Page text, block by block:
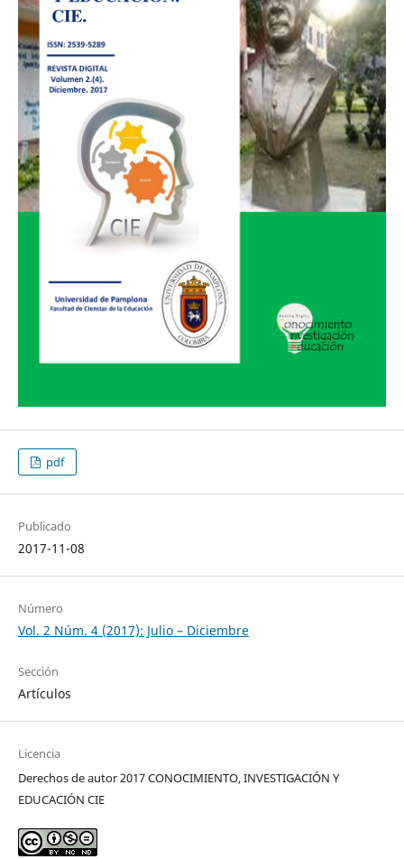
pdf
Publicado
2017-11-08
Número
Vol. 2 Núm. 4 (2017): Julio – Diciembre
Sección
Artículos
Licencia
Derechos de autor 2017 CONOCIMIENTO, INVESTIGACIÓN Y
EDUCACIÓN CIE